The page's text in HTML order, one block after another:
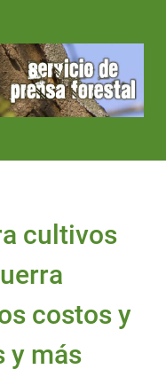
cultivos
costos y
y más